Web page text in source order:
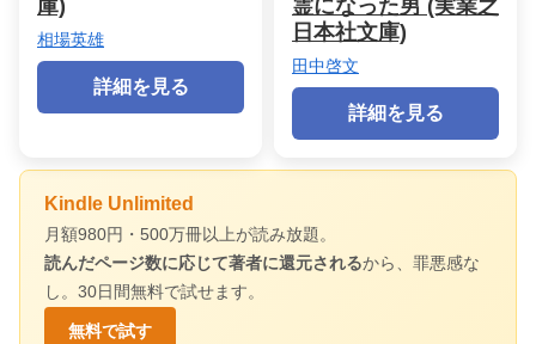
庫)
相場英雄
詳細を見る
霊になった男 (実業之
日本社文庫)
田中啓文
詳細を見る
Kindle Unlimited
月額980円・500万冊以上が読み放題。
読んだページ数に応じて著者に還元されるから、罪悪感な
し。30日間無料で試せます。
無料で試す